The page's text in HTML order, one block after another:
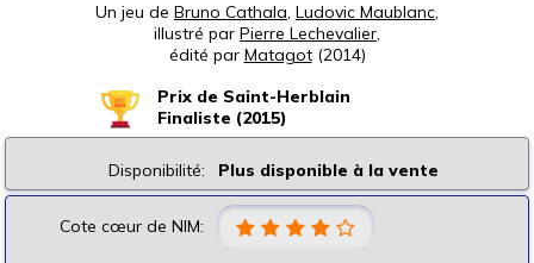
Un jeu de Bruno Cathala, Ludovic Maublanc,
illustré par Pierre Lechevalier,
édité par Matagot(2014)
Prix de Saint-Herblain
Finaliste (2015)
Disponibilité: Plus disponible à la vente
Cote cœur de NIM: